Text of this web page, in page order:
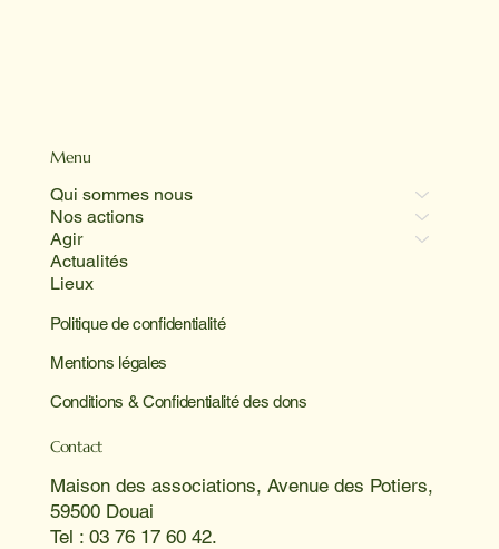
Menu
Qui sommes nous
Nos actions
Agir
Actualités
Lieux
Politique de confidentialité
Mentions légales
Conditions & Confidentialité des dons
Contact
Maison des associations, Avenue des Potiers,
59500 Douai
Tel : 03 76 17 60 42.